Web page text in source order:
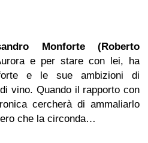
Monforte (Roberto
e per stare con lei, ha
e le sue ambizioni di
vino. Quando il rapporto con
cercherà di ammaliarlo
che la circonda…